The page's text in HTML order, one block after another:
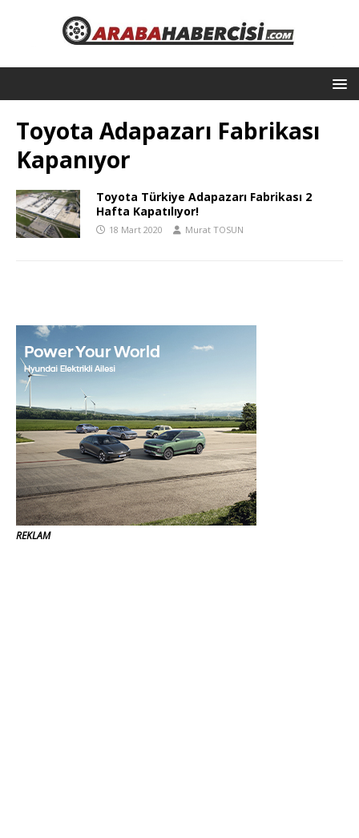
Toyota Adapazarı Fabrikası
Kapanıyor
Toyota Türkiye Adapazarı Fabrikası 2
Hafta Kapatılıyor!
18 Mart 2020 Murat TOSUN
REKLAM